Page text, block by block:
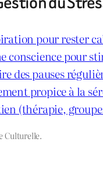
pour rester
conscience pour
des pauses
propice à la
(thérapie,
Culturelle.